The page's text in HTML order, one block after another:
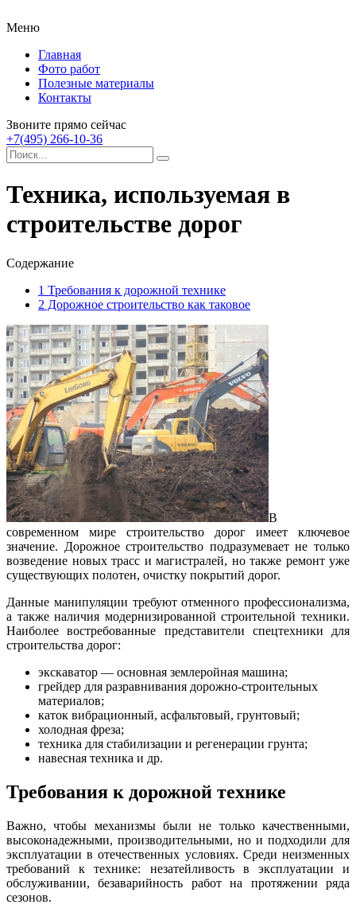
Меню
Главная
Фото работ
Полезные материалы
Контакты
Звоните прямо сейчас
+7(495) 266-10-36
Техника, используемая в
строительстве дорог
Содержание
1 Требования к дорожной технике
2 Дорожное строительство как таковое
В
современном мире строительство дорог имеет ключевое
значение. Дорожное строительство подразумевает не только
возведение новых трасс и магистралей, но также ремонт уже
существующих полотен, очистку покрытий дорог.
Данные манипуляции требуют отменного профессионализма,
а также наличия модернизированной строительной техники.
Наиболее востребованные представители спецтехники для
строительства дорог:
экскаватор — основная землеройная машина;
грейдер для разравнивания дорожно-строительных
материалов;
каток вибрационный, асфальтовый, грунтовый;
холодная фреза;
техника для стабилизации и регенерации грунта;
навесная техника и др.
Требования к дорожной технике
Важно, чтобы механизмы были не только качественными,
высоконадежными, производительными, но и подходили для
эксплуатации в отечественных условиях. Среди неизменных
требований к технике: незатейливость в эксплуатации и
обслуживании, безаварийность работ на протяжении ряда
сезонов.